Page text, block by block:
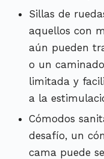
Sillas de
aquellos con
aún pueden
o un
limitada y
a la
Cómodos
desafío, un
cama puede